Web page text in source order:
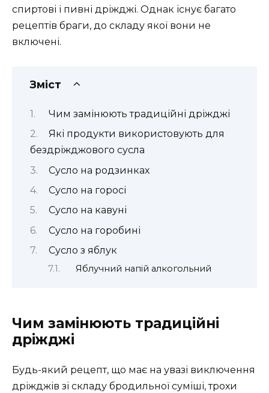
спиртові і пивні дріжджі. Однак існує багато
рецептів браги, до складу якої вони не
включені.
Зміст
Чим замінюють традиційні дріжджі
Які продукти використовують для
бездріжджового сусла
Сусло на родзинках
Сусло на горосі
Сусло на кавуні
Сусло на горобині
Сусло з яблук
Яблучний напій алкогольний
Чим замінюють традиційні
дріжджі
Будь-який рецепт, що має на увазі виключення
дріжджів зі складу бродильної суміші, трохи